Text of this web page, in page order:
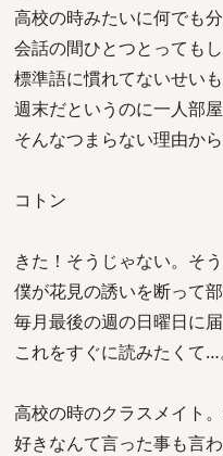
高校の時みたいに何でも
会話の間ひとつとってもし
標準語に慣れてないせい
週末だというのに一人部
そんなつまらない理由か
コトン
きた！そうじゃない。そう
僕が花見の誘いを断って
毎月最後の週の日曜日に届
これをすぐに読みたくて…
高校の時のクラスメイト。
好きなんて言った事も言わ